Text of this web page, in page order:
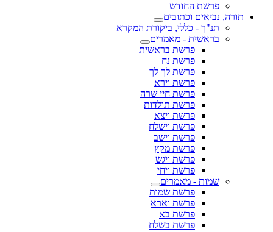
פרשת החודש
תורה, נביאים וכתובים
תנ"ך - כללי, ביקורת המקרא
בראשית - מאמרים
פרשת בראשית
פרשת נח
פרשת לך לך
פרשת וירא
פרשת חיי שרה
פרשת תולדות
פרשת ויצא
פרשת וישלח
פרשת וישב
פרשת מקץ
פרשת ויגש
פרשת ויחי
שמות - מאמרים
פרשת שמות
פרשת וארא
פרשת בא
פרשת בשלח